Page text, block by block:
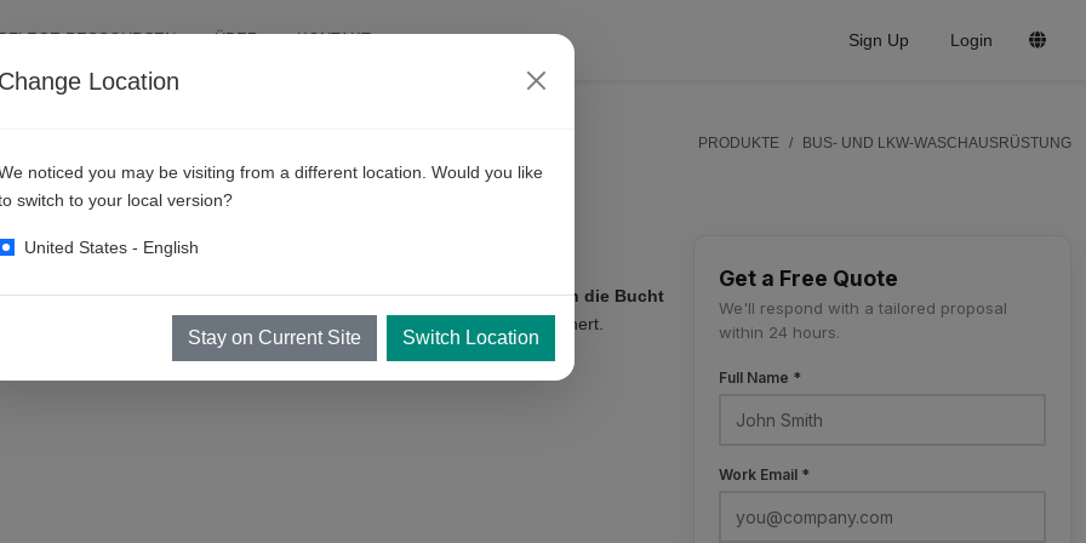
RESSOURCEN ÜBER KONTAKT Sign Up Login
Waschanlagen PRODUKTE BUS- UND LKW-WASCHAUSRÜSTUNG
.KKE 501 ist die richtige Option für Sie.
/ Bus-Waschplatzes befestigt werden. Der Bus/LKW wirdlangsam in die Bucht
Bögen beginnen nacheinander, wenn sich das Fahrzeug dem Bogen nähert.
Get a Free Quote
We'll respond with a tailored proposal
within 24 hours.
Full Name *
Work Email *
Change Location
noticed you may be visiting from a different location. Would you like
switch to your local version?
United States - English
Stay on Current Site Switch Location